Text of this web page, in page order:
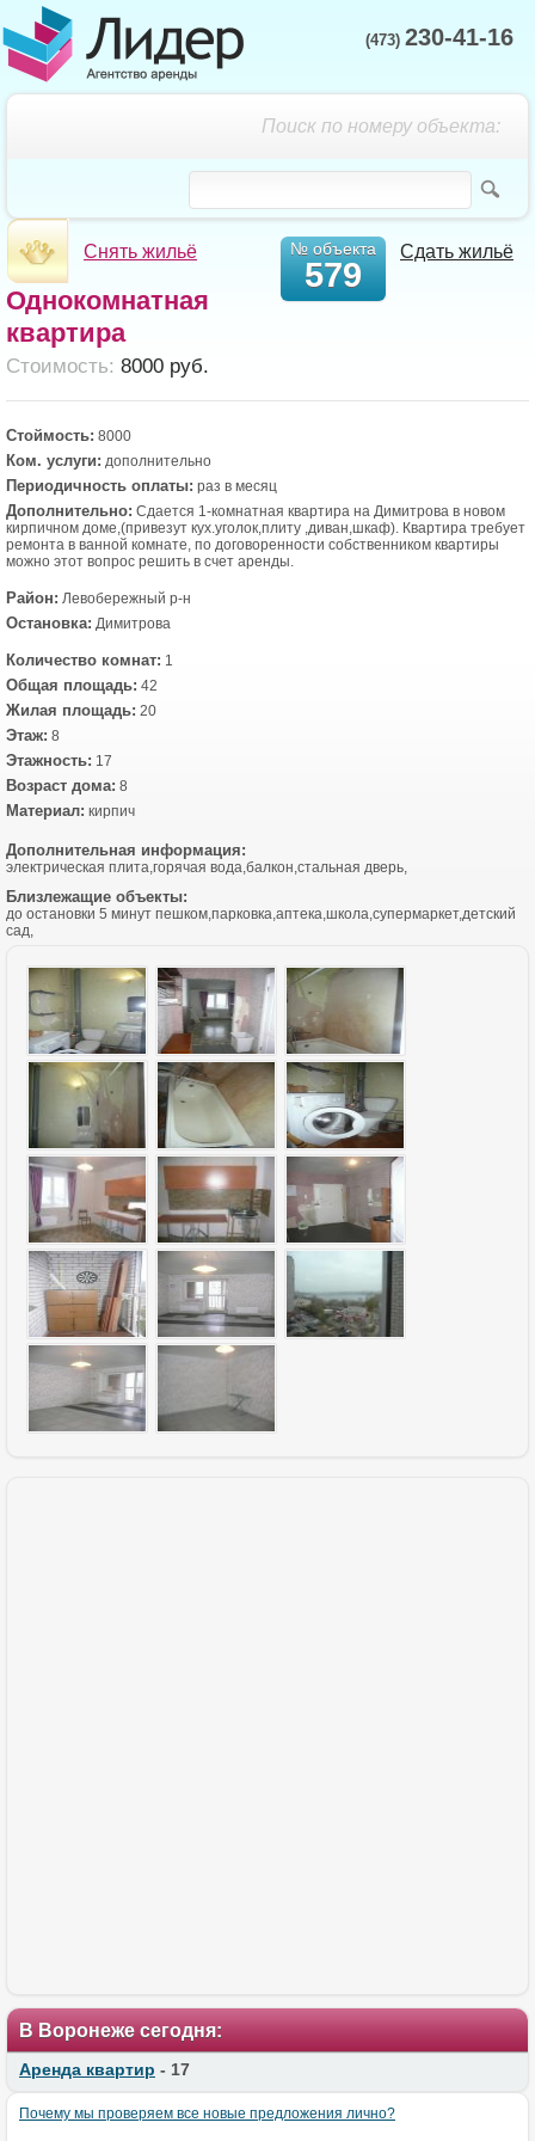
(473) 230-41-16
Поиск по номеру объекта:
Снять жильё Сдать жильё
№ объекта
579
Однокомнатная
квартира
Cтоимость: 8000 руб.
Стоймость: 8000
Ком. услуги: дополнительно
Периодичность оплаты: раз в месяц
Дополнительно: Сдается 1-комнатная квартира на Димитрова в новом
кирпичном доме,(привезут кух.уголок,плиту ,диван,шкаф). Квартира требует
ремонта в ванной комнате, по договоренности собственником квартиры
можно этот вопрос решить в счет аренды.
Район: Левобережный р-н
Остановка: Димитрова
Количество комнат: 1
Общая площадь: 42
Жилая площадь: 20
Этаж: 8
Этажность: 17
Возраст дома: 8
Материал: кирпич
Дополнительная информация:
электрическая плита,горячая вода,балкон,стальная дверь,
Близлежащие объекты:
до остановки 5 минут пешком,парковка,аптека,школа,супермаркет,детский
сад,
В Воронеже сегодня:
Аренда квартир - 17
Почему мы проверяем все новые предложения лично?